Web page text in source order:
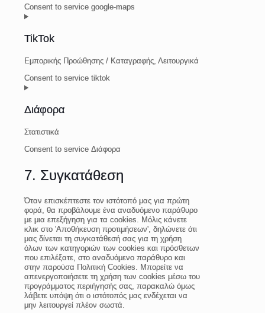
Consent to service google-maps
TikTok
Εμπορικής Προώθησης / Καταγραφής, Λειτουργικά
Consent to service tiktok
Διάφορα
Στατιστικά
Consent to service Διάφορα
7. Συγκατάθεση
Όταν επισκέπτεστε τον ιστότοπό μας για πρώτη
φορά, θα προβάλουμε ένα αναδυόμενο παράθυρο
με μια επεξήγηση για τα cookies. Μόλις κάνετε
κλικ στο 'Αποθήκευση προτιμήσεων', δηλώνετε ότι
μας δίνεται τη συγκατάθεσή σας για τη χρήση
όλων των κατηγοριών των cookies και πρόσθετων
που επιλέξατε, στο αναδυόμενο παράθυρο και
στην παρούσα Πολιτική Cookies. Μπορείτε να
απενεργοποιήσετε τη χρήση των cookies μέσω του
προγράμματος περιήγησής σας, παρακαλώ όμως
λάβετε υπόψη ότι ο ιστότοπός μας ενδέχεται να
μην λειτουργεί πλέον σωστά.